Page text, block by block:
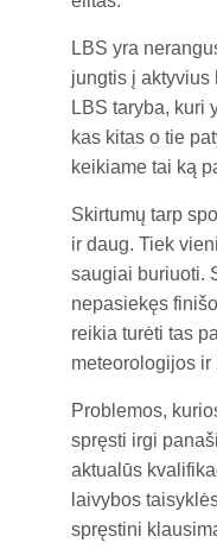
LBS yra
jungtis į aktyvius
LBS taryba, kuri
kas kitas o tie
keikiame tai ką
Skirtumų tarp
ir daug. Tiek
saugiai buriuoti.
nepasiekęs
reikia turėti tas
meteorologijos ir
Problemos,
spręsti irgi
aktualūs
laivybos
spręstini